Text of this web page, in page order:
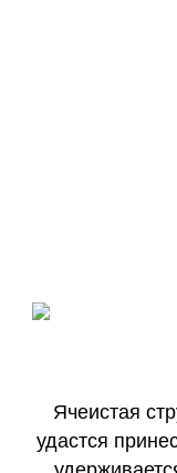
Ячеистая
удастся